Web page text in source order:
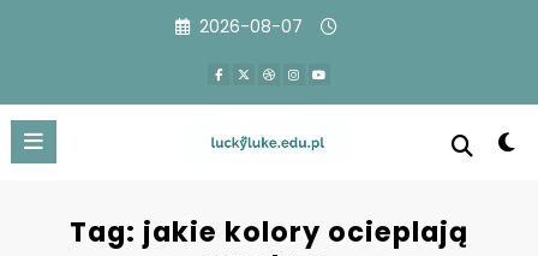
2026-08-07
Tag: jakie kolory ocieplają